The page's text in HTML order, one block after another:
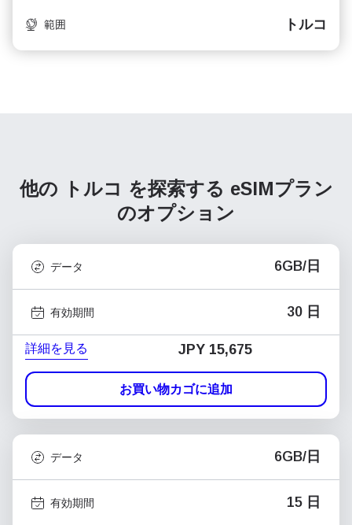
範囲 トルコ
他の トルコ を探索する eSIMプラン
のオプション
データ 6GB/日
有効期間 30 日
詳細を見る JPY 15,675
お買い物カゴに追加
データ 6GB/日
有効期間 15 日